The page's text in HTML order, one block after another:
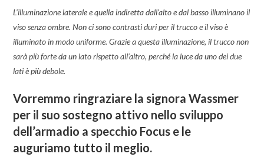
L’illuminazione laterale e quella indiretta dall’alto e dal basso illuminano il
viso senza ombre. Non ci sono contrasti duri per il trucco e il viso è
illuminato in modo uniforme. Grazie a questa illuminazione, il trucco non
sarà più forte da un lato rispetto all’altro, perché la luce da uno dei due
lati è più debole.
Vorremmo ringraziare la signora Wassmer
per il suo sostegno attivo nello sviluppo
dell’armadio a specchio Focus e le
auguriamo tutto il meglio.